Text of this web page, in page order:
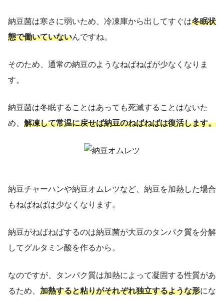
納豆菌は寒さに弱いため、冷凍庫から出してすぐは冬眠状
態で働いていないんですね。
そのため、通常の納豆のようなねばねばが少なくなりま
す。
納豆菌は冬眠することはあっても死滅することはないた
め、 解凍して常温に戻せば納豆のねばねばは復活します。
納豆チャーハンや納豆オムレツなど、納豆を加熱した場合
もねばねばは少なくなります。
納豆がねばねばするのは納豆菌が大豆のタンパク質を分解
してグルタミン酸を作るから。
なのですが、タンパク質は加熱によって凝固する性質があ
るため、 加熱すると粘りがそれぞれ独立するような形にな